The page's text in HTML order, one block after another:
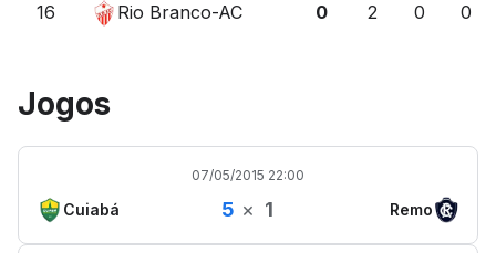
16 Rio Branco-AC 0 2 0 0
Jogos
07/05/2015 22:00
Cuiabá 5 × 1 Remo